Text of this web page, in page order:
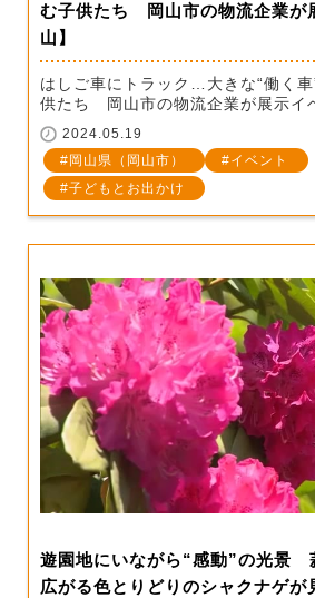
む子供たち 岡山市の物流企業が
山】
はしご車にトラック…大きな“働く
供たち 岡山市の物流企業が展示イ
2024.05.19
岡山県（岡山市）
イベント
子どもとお出かけ
遊園地にいながら“感動”の光景
広がる色とりどりのシャクナゲが